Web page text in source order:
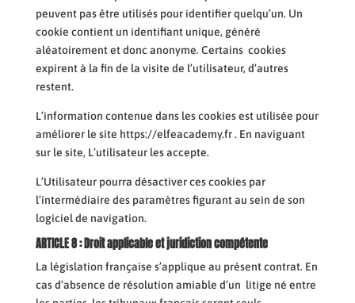
peuvent pas être utilisés pour identifier quelqu’un. Un
cookie contient un identifiant unique, généré
aléatoirement et donc anonyme. Certains cookies
expirent à la fin de la visite de l’utilisateur, d’autres
restent.
L’information contenue dans les cookies est utilisée pour
améliorer le site https://elfeacademy.fr . En naviguant
sur le site, L’utilisateur les accepte.
L’Utilisateur pourra désactiver ces cookies par
l’intermédiaire des paramètres figurant au sein de son
logiciel de navigation.
ARTICLE 8 : Droit applicable et juridiction compétente
La législation française s’applique au présent contrat. En
cas d’absence de résolution amiable d’un litige né entre